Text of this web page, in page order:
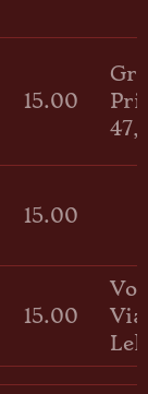
15.00
15.00
15.00